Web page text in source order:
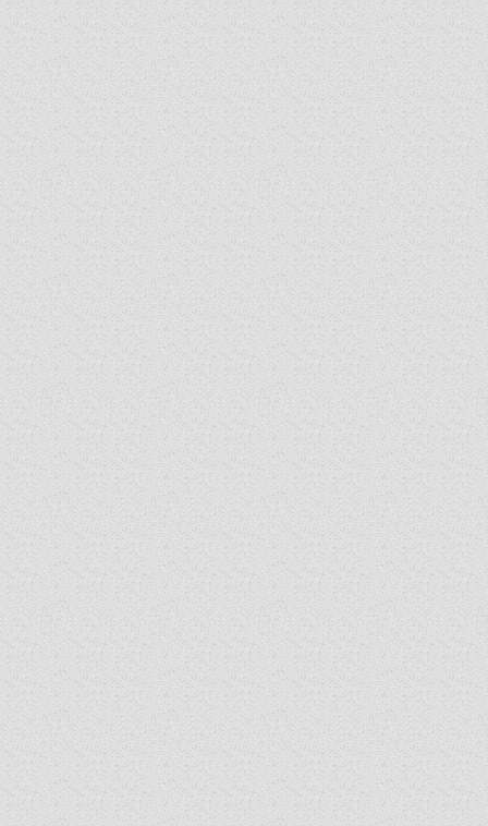
DÉLI ESPERESSÉG
ARCHÍVUM
ARCHÍV ÉLETKÉPEK
SZINÓDUS
ORGANIGRAMMA
PÜSPÖKI DEKRÉTUM
ZSINATI IMA
ZSINAT MOTTÓJA, LOGÓJA
ZSINATI IRODA
KOORDINÁLÓ BIZOTTSÁG
ZSINATI TAGOK
MUNKADOKUMENTUMOK
ZSINATI HÍREK-ÚJSÁG
PASZTORÁLSZOCIOLÓGIAI FELMÉRÉS
KISKORÚAK VÉDELME
„GYERMEKVÉDELMI” KIHÍVÁSOK KÁNONJOGI
MEGKÖZELÍTÉSBEN